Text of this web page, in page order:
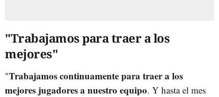
"Trabajamos para traer a los
mejores"
"Trabajamos continuamente para traer a los
mejores jugadores a nuestro equipo. Y hasta el mes